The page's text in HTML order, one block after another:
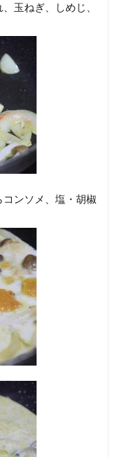
玉ねぎ、しめじ、
ンソメ、塩・胡椒